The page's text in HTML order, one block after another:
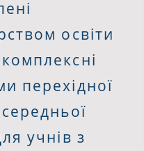
освіти
перехідної
учнів з